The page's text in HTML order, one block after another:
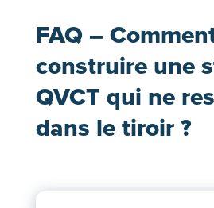
FAQ –
construire une
QVCT qui ne
dans le tiroir ?